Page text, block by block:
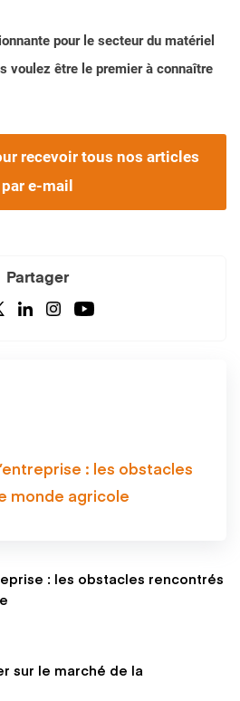
pour le secteur du matériel
voulez être le premier à connaître
recevoir tous nos articles
par e-mail
Partager
: les obstacles
monde agricole
: les obstacles rencontrés
sur le marché de la